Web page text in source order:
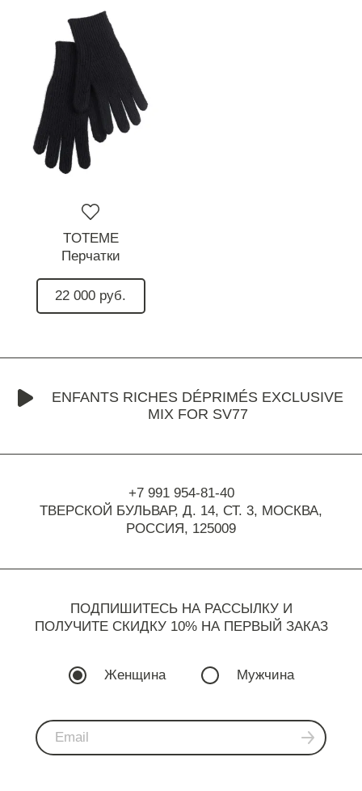
TOTEME
Перчатки
22 000 руб.
ENFANTS RICHES DÉPRIMÉS EXCLUSIVE
MIX FOR SV77
+7 991 954-81-40
ТВЕРСКОЙ БУЛЬВАР, Д. 14, СТ. 3, МОСКВА,
РОССИЯ, 125009
ПОДПИШИТЕСЬ НА РАССЫЛКУ И
ПОЛУЧИТЕ СКИДКУ 10% НА ПЕРВЫЙ ЗАКАЗ
Женщина Мужчина